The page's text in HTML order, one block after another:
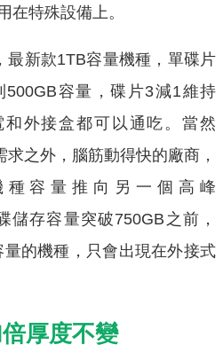
在特殊設備上。
最新款1TB容量機種，單碟片
容量，碟片3減1維持
外接盒都可以通吃。當然
之外，腦筋動得快的廠商，
種容量推向另一個高峰
儲存容量突破750GB之前，
的機種，只會出現在外接式
厚度不變